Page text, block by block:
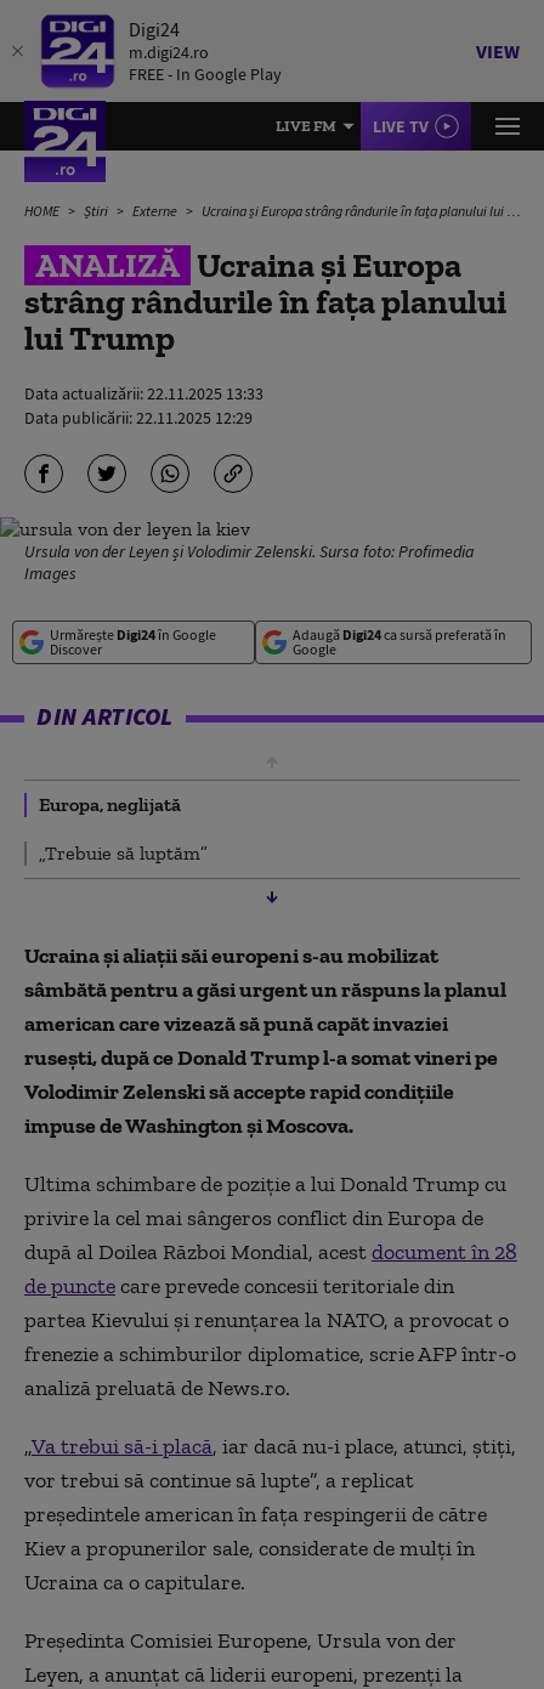
Digi24
m.digi24.ro
FREE - In Google Play
VIEW
LIVE FM LIVE TV
HOME Știri Externe Ucraina şi Europa strâng rândurile în faţa planului lui Trump
ANALIZĂ Ucraina şi Europa
strâng rândurile în faţa planului
lui Trump
Data actualizării:22.11.2025 13:33
Data publicării:22.11.2025 12:29
Ursula von der Leyen și Volodimir Zelenski. Sursa foto: Profimedia
Images
Urmărește Digi24în Google
Discover
Adaugă Digi24ca sursă preferată în
Google
DIN ARTICOL
Europa, neglijată
„Trebuie să luptăm”
Ucraina şi aliaţii săi europeni s-au mobilizat
sâmbătă pentru a găsi urgent un răspuns la planul
american care vizează să pună capăt invaziei
ruseşti, după ce Donald Trump l-a somat vineri pe
Volodimir Zelenski să accepte rapid condițiile
impuse de Washington și Moscova.
Ultima schimbare de poziţie a lui Donald Trump cu
privire la cel mai sângeros conflict din Europa de
după al Doilea Război Mondial, acestdocument în 28
de punctecare prevede concesii teritoriale din
partea Kievului şi renunţarea la NATO, a provocat o
frenezie a schimburilor diplomatice, scrie AFP într-o
analiză preluată de News.ro.
„Va trebui să-i placă, iar dacă nu-i place, atunci, ştiţi,
vor trebui să continue să lupte”, a replicat
preşedintele american în faţa respingerii de către
Kiev a propunerilor sale, considerate de mulţi în
Ucraina ca o capitulare.
Preşedinta Comisiei Europene, Ursula von der
Leyen, a anunţat că liderii europeni, prezenţi la